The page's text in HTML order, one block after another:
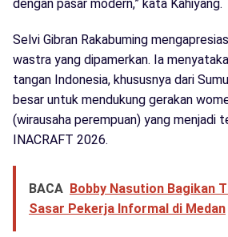
dengan pasar modern,” kata Kahiyang.
Selvi Gibran Rakabuming
wastra yang dipamerkan. Ia
tangan Indonesia, khususnya dari
besar untuk mendukung gerakan
(wirausaha perempuan) yang menjadi
INACRAFT 2026.
BACA Bobby Nasution Bagikan
Sasar Pekerja Informal di Medan